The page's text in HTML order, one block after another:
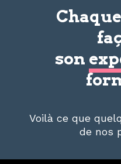
son
Voilà ce que
de nos